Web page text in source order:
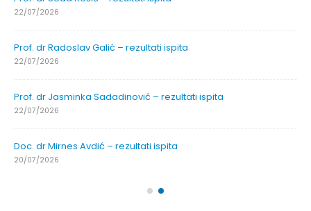
30/07/2026
Prof. dr Srđan Marinković – rezultati ispita
29/07/2026
Prof. dr Azijada Beganlić – rezultati ispita
29/07/2026
Prof. dr Esed Karić – rezultati ispita
25/07/2026